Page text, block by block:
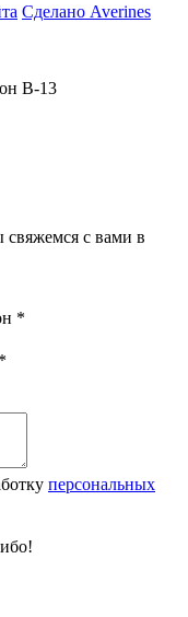
Сделано Averines
В-13
с вами в
*
персональных